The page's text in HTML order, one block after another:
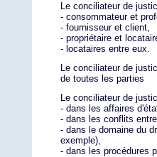
Le conciliateur de
- consommateur et
- fournisseur et client,
- propriétaire et
- locataires entre eux.
Le conciliateur de
de toutes les parties
Le conciliateur de
- dans les affaires
- dans les conflits
- dans le domaine du
exemple),
- dans les procédures